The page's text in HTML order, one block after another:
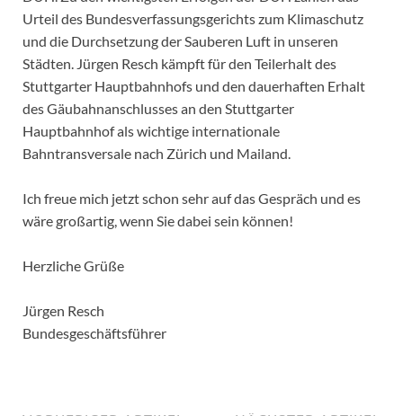
Urteil des Bundesverfassungsgerichts zum Klimaschutz
und die Durchsetzung der Sauberen Luft in unseren
Städten. Jürgen Resch kämpft für den Teilerhalt des
Stuttgarter Hauptbahnhofs und den dauerhaften Erhalt
des Gäubahnanschlusses an den Stuttgarter
Hauptbahnhof als wichtige internationale
Bahntransversale nach Zürich und Mailand.
Ich freue mich jetzt schon sehr auf das Gespräch und es
wäre großartig, wenn Sie dabei sein können!
Herzliche Grüße
Jürgen Resch
Bundesgeschäftsführer